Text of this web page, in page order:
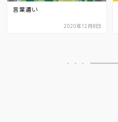
言葉遣い
2020年12月8日